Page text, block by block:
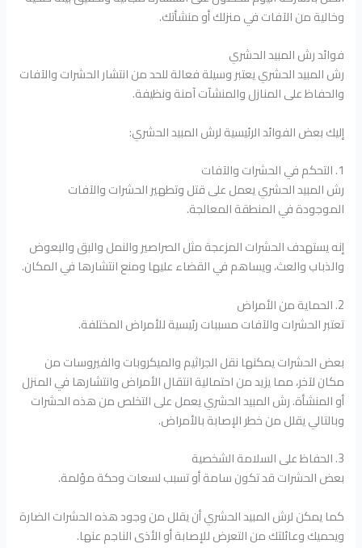
وخالية من الآفات في منزلك أو منشأتك.
فوائد رش المبيد الحشري
رش المبيد الحشري يعتبر وسيلة فعالة للحد من انتشار الحشرات والآفات
والحفاظ على المنازل والمنشآت آمنة ونظيفة.
إليك بعض الفوائد الرئيسية لرش المبيد الحشري:
1. التحكم في الحشرات والآفات
رش المبيد الحشري يعمل على قتل وتطهير الحشرات والآفات
الموجودة في المنطقة المعالجة.
إنه يستهدف الحشرات المزعجة مثل الصراصير والنمل والبق والبعوض
والذباب والعث، ويساهم في القضاء عليها ومنع انتشارها في المكان.
2. الحماية من الأمراض
تعتبر الحشرات والآفات مسببات رئيسية للأمراض المختلفة.
بعض الحشرات يمكنها نقل الجراثيم والميكروبات والفيروسات من
مكان لآخر، مما يزيد من احتمالية انتقال الأمراض وانتشارها في المنزل
أو المنشأة. رش المبيد الحشري يعمل على التخلص من هذه الحشرات
وبالتالي يقلل من خطر الإصابة بالأمراض.
3. الحفاظ على السلامة الشخصية
بعض الحشرات قد تكون سامة أو تسبب لسعات وحكة مؤلمة.
كما يمكن لرش المبيد الحشري أن يقلل من وجود هذه الحشرات الضارة
ويحميك وعائلتك من التعرض للإصابة أو الأذى الناجم عنها.